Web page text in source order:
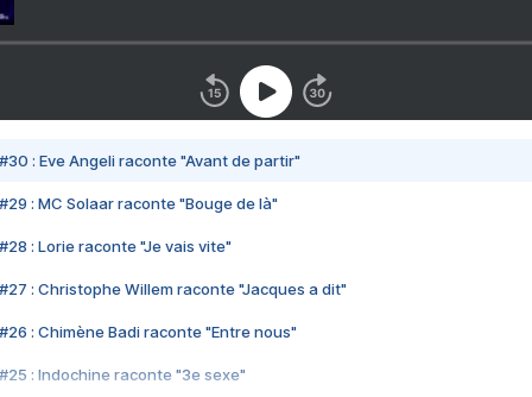
#30 : Eve Angeli raconte "Avant de partir"
#29 : MC Solaar raconte "Bouge de là"
#28 : Lorie raconte "Je vais vite"
#27 : Christophe Willem raconte "Jacques a dit"
#26 : Chimène Badi raconte "Entre nous"
#25 : Indochine raconte "3e sexe"